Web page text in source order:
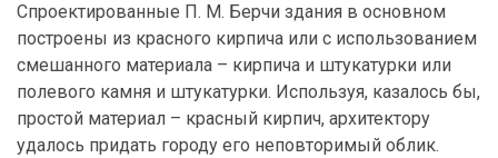
Спроектированные П. М. Берчи здания в основном
построены из красного кирпича или с использованием
смешанного материала – кирпича и штукатурки или
полевого камня и штукатурки. Используя, казалось бы,
простой материал – красный кирпич, архитектору
удалось придать городу его неповторимый облик.